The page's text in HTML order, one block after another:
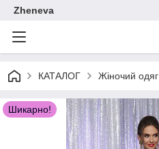
Zheneva
КАТАЛОГ Жіночий одяг
Шикарно!